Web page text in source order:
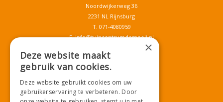
Noordwijkerweg 36
2231 NL Rijnsburg
T. 071-4080959
E.info@tuincentrumdemooij.nl
Download onze App!
×
Deze website maakt
gebruik van cookies.
Deze website gebruikt cookies om uw
gebruikerservaring te verbeteren. Door